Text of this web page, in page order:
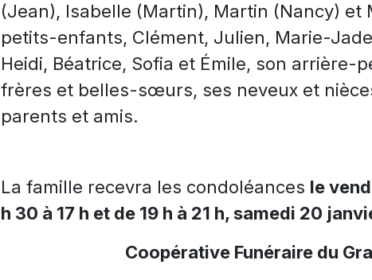
(Jean), Isabelle (Martin), Martin (Nancy) et
petits-enfants, Clément, Julien, Marie-
Heidi, Béatrice, Sofia et Émile, son arrière-
frères et belles-sœurs, ses neveux et
parents et amis.
La famille recevra les condoléances le
h 30 à 17 h et de 19 h à 21 h, samedi 20
Coopérative Funéraire du